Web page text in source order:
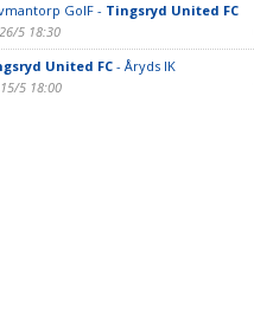
GoIF - Tingsryd United FC
5 18:30
United FC- Åryds IK
5 18:00